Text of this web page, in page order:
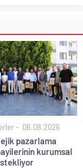
06.08.2026
pazarlama
kurumsal